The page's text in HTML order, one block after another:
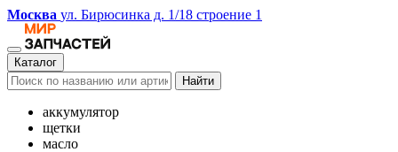
Москва ул. Бирюсинка д. 1/18 строение 1
Каталог
Найти
аккумулятор
щетки
масло